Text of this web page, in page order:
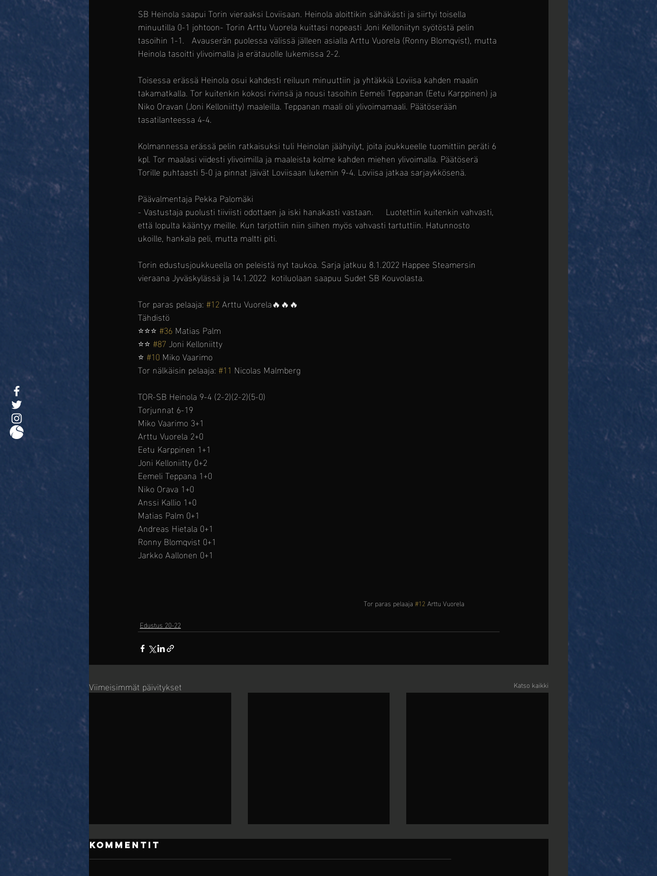
SB Heinola saapui Torin vieraaksi Loviisaan. Heinola aloittikin sähäkästi ja siirtyi toisella
minuutilla 0-1 johtoon- Torin Arttu Vuorela kuittasi nopeasti Joni Kelloniityn syötöstä pelin
tasoihin 1-1.   Avauserän puolessa välissä jälleen asialla Arttu Vuorela (Ronny Blomqvist), mutta
Heinola tasoitti ylivoimalla ja erätauolle lukemissa 2-2.
Toisessa erässä Heinola osui kahdesti reiluun minuuttiin ja yhtäkkiä Loviisa kahden maalin
takamatkalla. Tor kuitenkin kokosi rivinsä ja nousi tasoihin Eemeli Teppanan (Eetu Karppinen) ja
Niko Oravan (Joni Kelloniitty) maaleilla. Teppanan maali oli ylivoimamaali. Päätöserään
tasatilanteessa 4-4.
Kolmannessa erässä pelin ratkaisuksi tuli Heinolan jäähyilyt, joita joukkueelle tuomittiin peräti 6
kpl. Tor maalasi viidesti ylivoimilla ja maaleista kolme kahden miehen ylivoimalla. Päätöserä
Torille puhtaasti 5-0 ja pinnat jäivät Loviisaan lukemin 9-4. Loviisa jatkaa sarjaykkösenä.
Päävalmentaja Pekka Palomäki
- Vastustaja puolusti tiiviisti odottaen ja iski hanakasti vastaan.     Luotettiin kuitenkin vahvasti,
että lopulta kääntyy meille. Kun tarjottiin niin siihen myös vahvasti tartuttiin. Hatunnosto
ukoille, hankala peli, mutta maltti piti.
Torin edustusjoukkueella on peleistä nyt taukoa. Sarja jatkuu 8.1.2022 Happee Steamersin
vieraana Jyväskylässä ja 14.1.2022  kotiluolaan saapuu Sudet SB Kouvolasta.
Tor paras pelaaja: #12 Arttu Vuorela🔥🔥🔥
Tähdistö
⭐️⭐️⭐️ #36 Matias Palm
⭐️⭐️ #87 Joni Kelloniitty
⭐️ #10 Miko Vaarimo
Tor nälkäisin pelaaja: #11 Nicolas Malmberg
Tor paras pelaaja #12 Arttu Vuorela
TOR-SB Heinola 9-4 (2-2)(2-2)(5-0)
Torjunnat 6-19
Miko Vaarimo 3+1
Arttu Vuorela 2+0
Eetu Karppinen 1+1
Joni Kelloniitty 0+2
Eemeli Teppana 1+0
Niko Orava 1+0
Anssi Kallio 1+0
Matias Palm 0+1
Andreas Hietala 0+1
Ronny Blomqvist 0+1
Jarkko Aallonen 0+1
Edustus 20-22
Viimeisimmät päivitykset Katso kaikki
Kommentit